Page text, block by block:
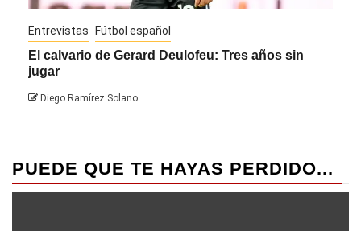
Entrevistas Fútbol español
El calvario de Gerard Deulofeu: Tres años sin
jugar
Diego Ramírez Solano
PUEDE QUE TE HAYAS PERDIDO...